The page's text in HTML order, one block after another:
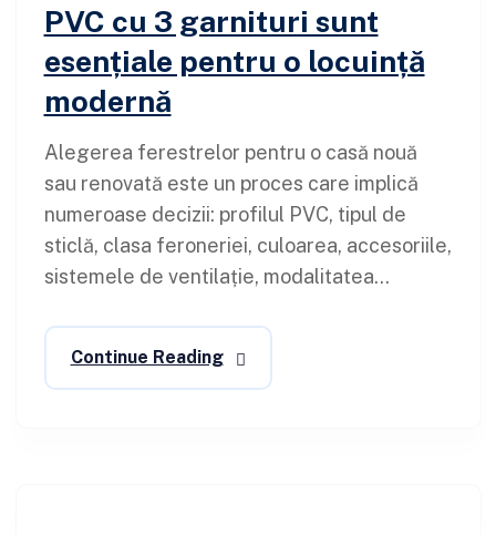
PVC cu 3 garnituri sunt
esențiale pentru o locuință
modernă
Alegerea ferestrelor pentru o casă nouă
sau renovată este un proces care implică
numeroase decizii: profilul PVC, tipul de
sticlă, clasa feroneriei, culoarea, accesoriile,
sistemele de ventilație, modalitatea...
Continue Reading